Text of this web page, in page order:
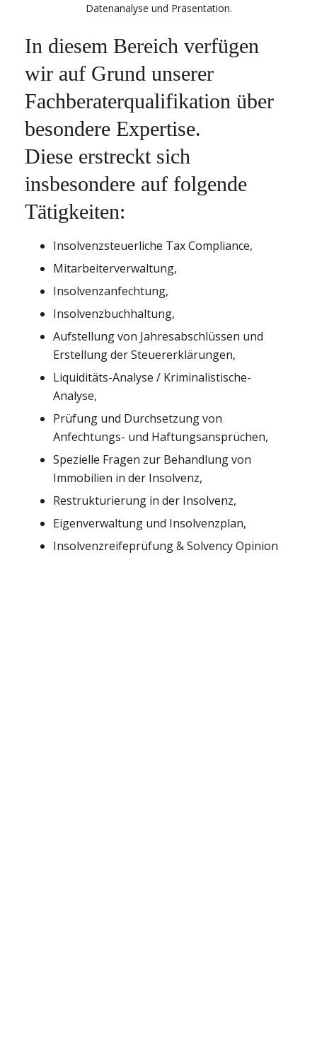
In diesem Bereich verfügen
wir auf Grund unserer
Fachberaterqualifikation über
besondere Expertise.
Diese erstreckt sich
insbesondere auf folgende
Tätigkeiten:
Insolvenzsteuerliche Tax Compliance,
Mitarbeiterverwaltung,
Insolvenzanfechtung,
Insolvenzbuchhaltung,
Aufstellung von Jahresabschlüssen und
Erstellung der Steuererklärungen,
Liquiditäts-Analyse / Kriminalistische-
Analyse,
Prüfung und Durchsetzung von
Anfechtungs- und Haftungsansprüchen,
Spezielle Fragen zur Behandlung von
Immobilien in der Insolvenz,
Restrukturierung in der Insolvenz,
Eigenverwaltung und Insolvenzplan,
Insolvenzreifeprüfung & Solvency Opinion